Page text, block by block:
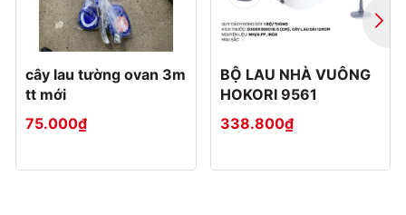
cây lau tường ovan 3m
tt mới
75.000₫
BỘ LAU NHÀ VUÔNG
HOKORI 9561
338.800₫